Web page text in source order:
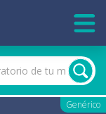
Genérico